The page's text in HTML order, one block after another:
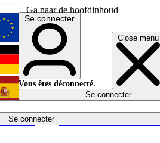
Ga naar de hoofdinhoud
Close menu
Se connecter
Économie
English
Deutsch
Español
Se connecter
Vous êtes déconnecté.
Se connecter